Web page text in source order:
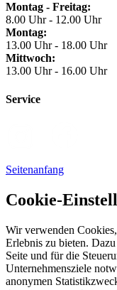
Montag - Freitag:
8.00 Uhr - 12.00 Uhr
Montag:
13.00 Uhr - 18.00 Uhr
Mittwoch:
13.00 Uhr - 16.00 Uhr
Service
Seitenanfang
Cookie-
Wir verwenden
Erlebnis zu bieten.
Seite und für die
Unternehmensziele
anonymen